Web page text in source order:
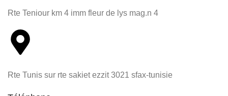
Rte Teniour km 4 imm fleur de lys mag.n 4
Rte Tunis sur rte sakiet ezzit 3021 sfax-tunisie